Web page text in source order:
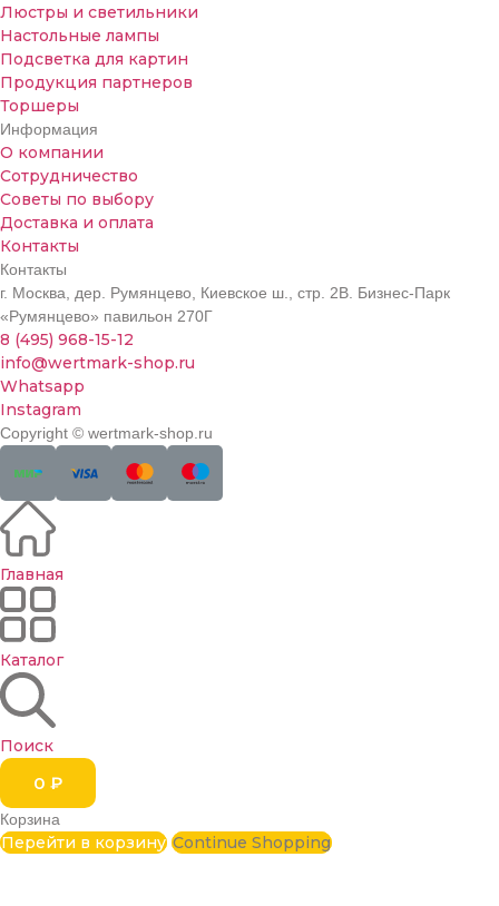
Люстры и светильники
Настольные лампы
Подсветка для картин
Продукция партнеров
Торшеры
Информация
О компании
Сотрудничество
Советы по выбору
Доставка и оплата
Контакты
Контакты
г. Москва, дер. Румянцево, Киевское ш., стр. 2В. Бизнес-Парк
«Румянцево» павильон 270Г
8 (495) 968-15-12
info@wertmark-shop.ru
Whatsapp
Instagram
Copyright © wertmark-shop.ru
Главная
Каталог
Поиск
0 ₽
Корзина
Перейти в корзину Continue Shopping